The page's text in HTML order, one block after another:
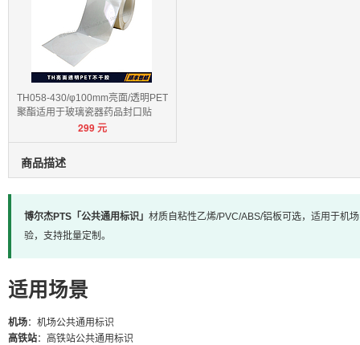
TH058-430/φ100mm亮面/透明PET
聚酯适用于玻璃瓷器药品封口贴
299元
商品描述
博尔杰PTS「公共通用标识」 材质自粘性乙烯/PVC/ABS/铝板可选，适用于机
验，支持批量定制。
适用场景
机场：机场公共通用标识
高铁站：高铁站公共通用标识